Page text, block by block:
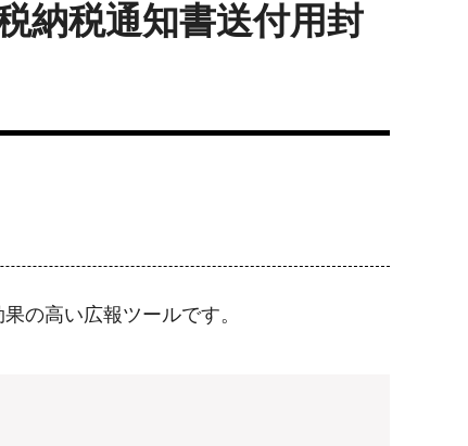
納税通知書送付用封
の高い広報ツールです。